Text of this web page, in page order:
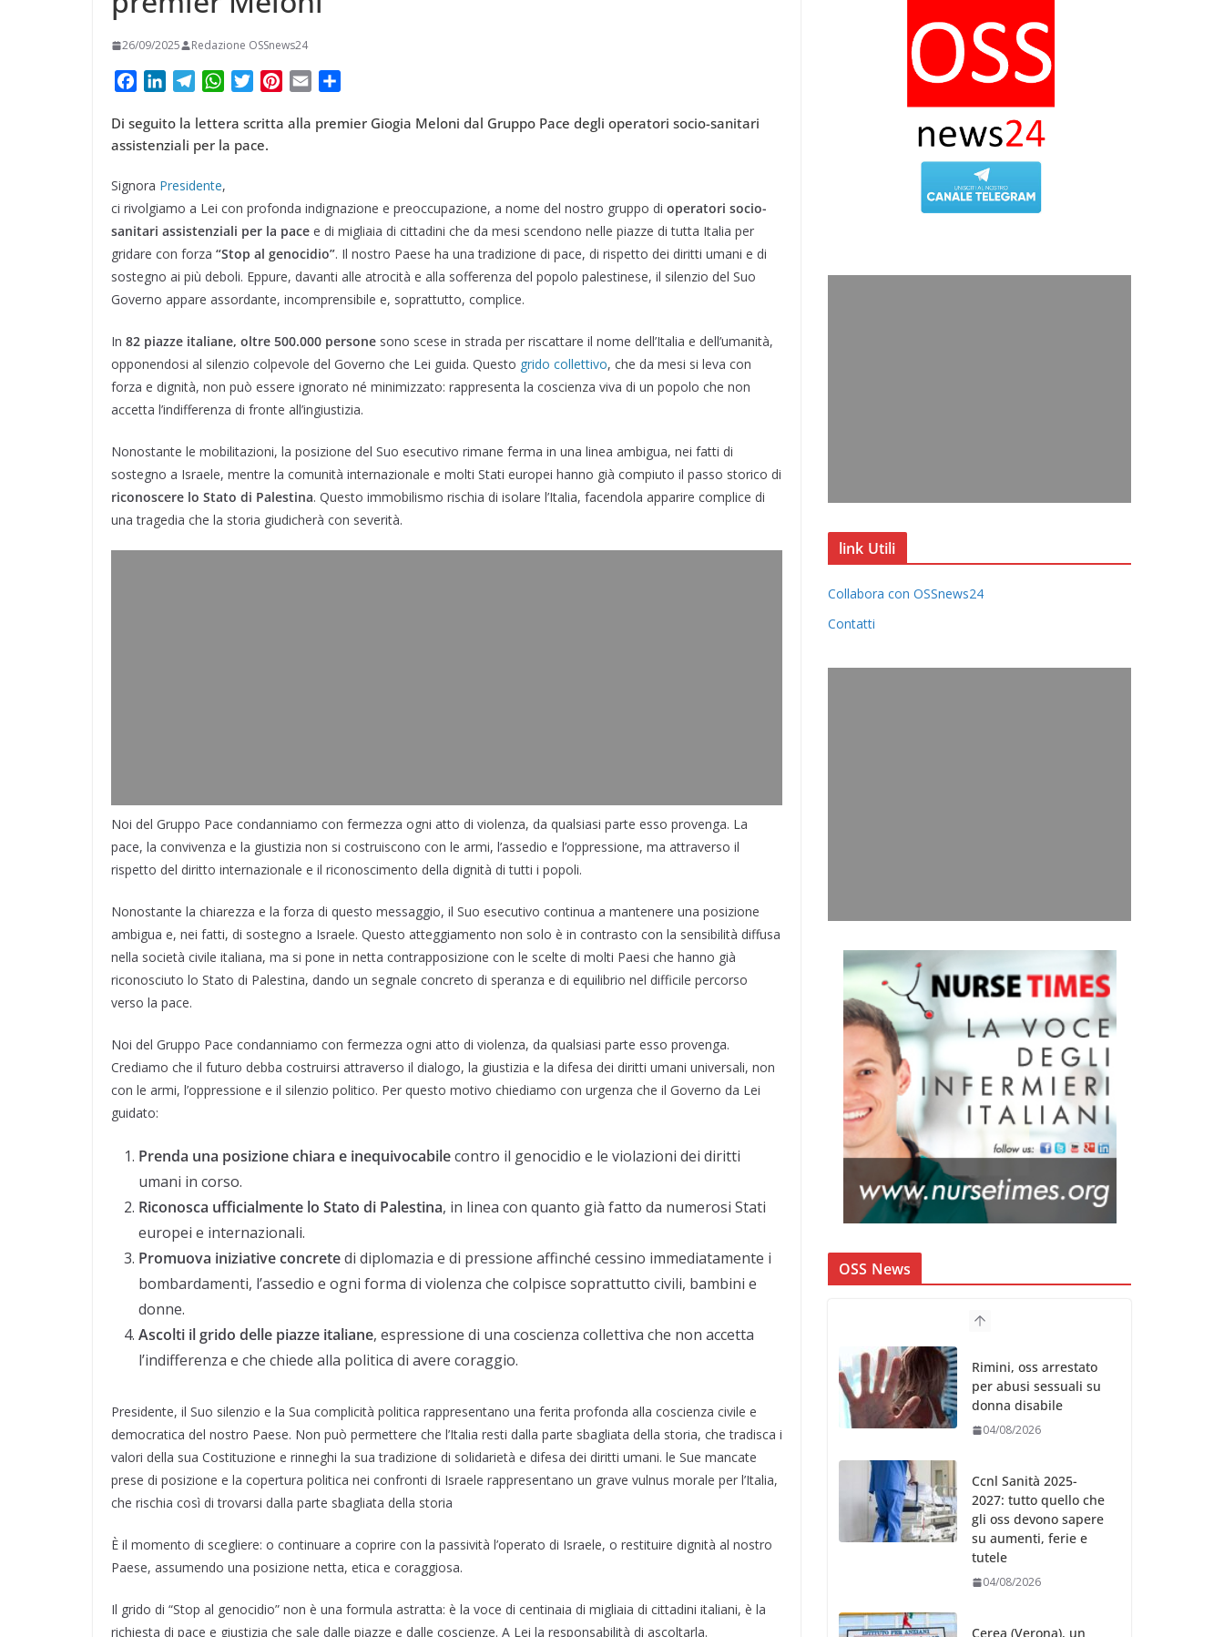
26/09/2025 Redazione OSSnews24
c
e
o
o
k
n
k
d
I
n
l
e
r
a
m
W
a
t
A
p
p
i
t
r
n
e
s
t
a
n
i
d
i
Di seguito la lettera scritta alla premier Giogia Meloni dal Gruppo Pace degli operatori socio-sanitari
assistenziali per la pace.
Signora Presidente,
ci rivolgiamo a Lei con profonda indignazione e preoccupazione, a nome del nostro gruppo di operatori socio-
sanitari assistenziali per la pace e di migliaia di cittadini che da mesi scendono nelle piazze di tutta Italia per
gridare con forza “Stop al genocidio”. Il nostro Paese ha una tradizione di pace, di rispetto dei diritti umani e di
sostegno ai più deboli. Eppure, davanti alle atrocità e alla sofferenza del popolo palestinese, il silenzio del Suo
Governo appare assordante, incomprensibile e, soprattutto, complice.
In 82 piazze italiane, oltre 500.000 persone sono scese in strada per riscattare il nome dell’Italia e dell’umanità,
opponendosi al silenzio colpevole del Governo che Lei guida. Questo grido collettivo, che da mesi si leva con
forza e dignità, non può essere ignorato né minimizzato: rappresenta la coscienza viva di un popolo che non
accetta l’indifferenza di fronte all’ingiustizia.
Nonostante le mobilitazioni, la posizione del Suo esecutivo rimane ferma in una linea ambigua, nei fatti di
sostegno a Israele, mentre la comunità internazionale e molti Stati europei hanno già compiuto il passo storico di
riconoscere lo Stato di Palestina. Questo immobilismo rischia di isolare l’Italia, facendola apparire complice di
una tragedia che la storia giudicherà con severità.
Noi del Gruppo Pace condanniamo con fermezza ogni atto di violenza, da qualsiasi parte esso provenga. La
pace, la convivenza e la giustizia non si costruiscono con le armi, l’assedio e l’oppressione, ma attraverso il
rispetto del diritto internazionale e il riconoscimento della dignità di tutti i popoli.
Nonostante la chiarezza e la forza di questo messaggio, il Suo esecutivo continua a mantenere una posizione
ambigua e, nei fatti, di sostegno a Israele. Questo atteggiamento non solo è in contrasto con la sensibilità diffusa
nella società civile italiana, ma si pone in netta contrapposizione con le scelte di molti Paesi che hanno già
riconosciuto lo Stato di Palestina, dando un segnale concreto di speranza e di equilibrio nel difficile percorso
verso la pace.
Noi del Gruppo Pace condanniamo con fermezza ogni atto di violenza, da qualsiasi parte esso provenga.
Crediamo che il futuro debba costruirsi attraverso il dialogo, la giustizia e la difesa dei diritti umani universali, non
con le armi, l’oppressione e il silenzio politico. Per questo motivo chiediamo con urgenza che il Governo da Lei
guidato:
Prenda una posizione chiara e inequivocabilecontro il genocidio e le violazioni dei diritti
umani in corso.
Riconosca ufficialmente lo Stato di Palestina, in linea con quanto già fatto da numerosi Stati
europei e internazionali.
Promuova iniziative concretedi diplomazia e di pressione affinché cessino immediatamente i
bombardamenti, l’assedio e ogni forma di violenza che colpisce soprattutto civili, bambini e
donne.
Ascolti il grido delle piazze italiane, espressione di una coscienza collettiva che non accetta
l’indifferenza e che chiede alla politica di avere coraggio.
Presidente, il Suo silenzio e la Sua complicità politica rappresentano una ferita profonda alla coscienza civile e
democratica del nostro Paese. Non può permettere che l’Italia resti dalla parte sbagliata della storia, che tradisca i
valori della sua Costituzione e rinneghi la sua tradizione di solidarietà e difesa dei diritti umani. le Sue mancate
prese di posizione e la copertura politica nei confronti di Israele rappresentano un grave vulnus morale per l’Italia,
che rischia così di trovarsi dalla parte sbagliata della storia
È il momento di scegliere: o continuare a coprire con la passività l’operato di Israele, o restituire dignità al nostro
Paese, assumendo una posizione netta, etica e coraggiosa.
Il grido di “Stop al genocidio” non è una formula astratta: è la voce di centinaia di migliaia di cittadini italiani, è la
richiesta di pace e giustizia che sale dalle piazze e dalle coscienze. A Lei la responsabilità di ascoltarla.
link Utili
Collabora con OSSnews24
Contatti
OSS News
Rimini, oss arrestato
per abusi sessuali su
donna disabile
Ccnl Sanità 2025-
2027: tutto quello che
gli oss devono sapere
su aumenti, ferie e
tutele
Cerea (Verona), un